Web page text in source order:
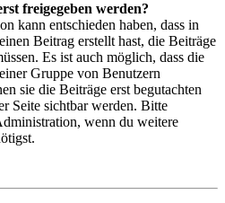
freigegeben werden?
kann entschieden haben, dass in
Beitrag erstellt hast, die Beiträge
Es ist auch möglich, dass die
Gruppe von Benutzern
sie die Beiträge erst begutachten
Seite sichtbar werden. Bitte
wenn du weitere